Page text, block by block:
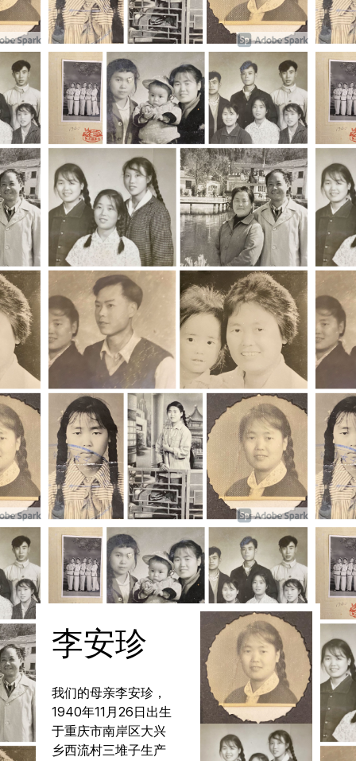
李安珍
我们的母亲李安珍，
1940年11月26日出生
于重庆市南岸区大兴
乡西流村三堆子生产